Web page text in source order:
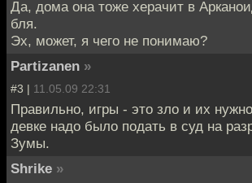
Да, дома она тоже херачит в
бля.
Эх, может, я чего не понимаю?
Partizanen »
#3 | 11.05.09 22:31
Правильно, игры - это зло и их
девке надо было подать в суд на
Зумы.
Shrike »